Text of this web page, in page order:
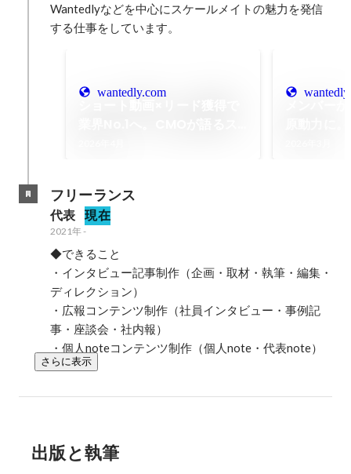
Wantedlyなどを中心にスケールメイトの魅力を発信
する仕事をしています。
wantedly.com
フリーランス
代表 現在
2021年-
◆できること
・インタビュー記事制作（企画・取材・執筆・編集・
ディレクション）
・広報コンテンツ制作（社員インタビュー・事例記
事・座談会・社内報）
・個人noteコンテンツ制作（個人note・代表note）
さらに表示
出版と執筆